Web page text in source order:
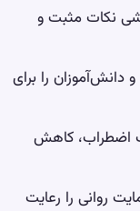
نکات مثبت و
دانش‌آموزان را برای
اضطراب، کاهش
روانی را رعایت